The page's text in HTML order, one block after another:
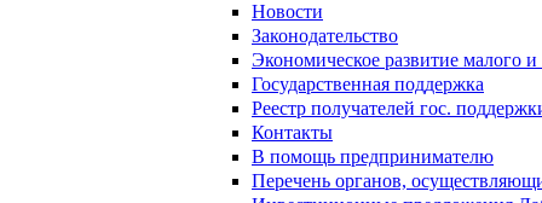
Новости
Законодательство
Экономическое развитие малого и
Государственная поддержка
Реестр получателей гос.
Контакты
В помощь предпринимателю
Перечень органов,